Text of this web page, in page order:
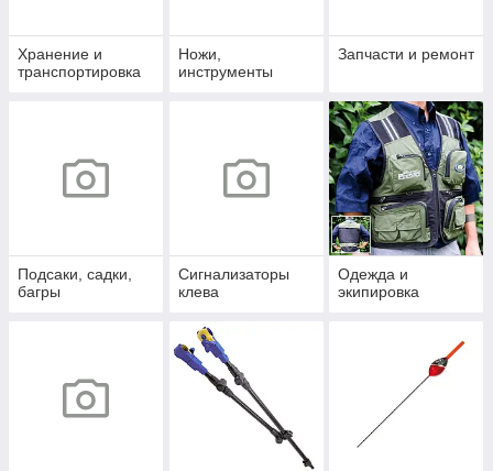
Хранение и
транспортировка
Ножи,
инструменты
Запчасти и ремонт
Подсаки, садки,
багры
Сигнализаторы
клева
Одежда и
экипировка